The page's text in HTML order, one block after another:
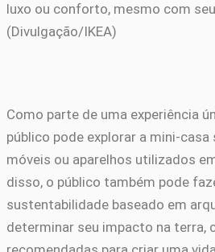
luxo ou conforto, mesmo com
(Divulgação/IKEA)
Como parte de uma experiência
público pode explorar a mini-
móveis ou aparelhos utilizados
disso, o público também pode
sustentabilidade baseado em
determinar seu impacto na terra,